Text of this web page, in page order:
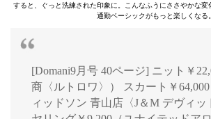
すると、ぐっと洗練された印象に。こんなふうにささやかな変
通勤ベーシックがもっと楽しくなる。
[Domani9月号 40ページ] ニット￥
商〈ルトロワ〉） スカート￥
ィッドソン 青山店〈J＆M デヴィッ